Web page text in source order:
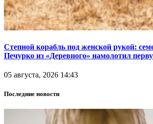
Степной корабль под женской рукой:
Печурко из «Деревного» намолотил
05 августа, 2026 14:43
Последние новости